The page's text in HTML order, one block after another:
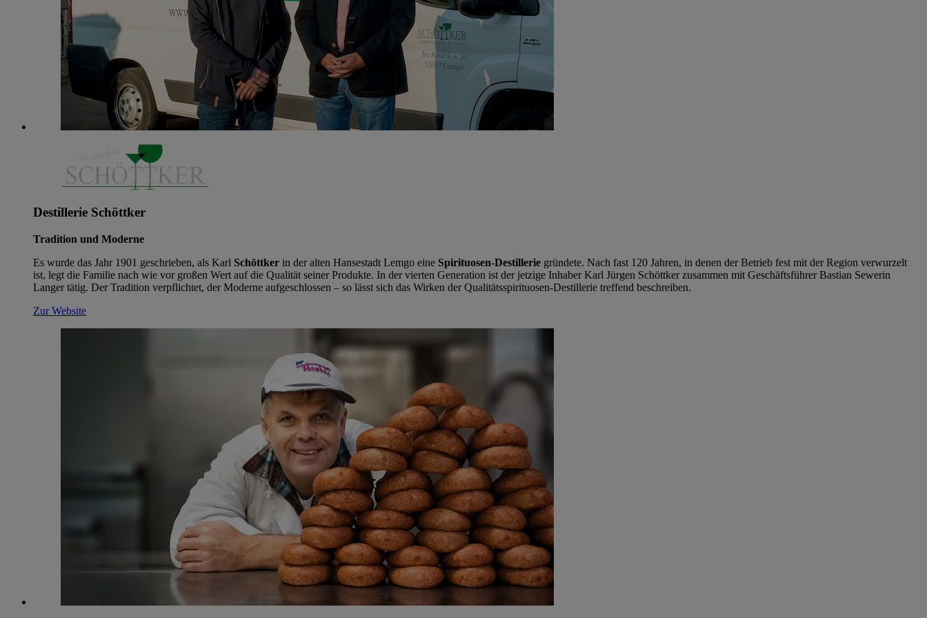
Destillerie Schöttker
Tradition und Moderne
Es wurde das Jahr 1901 geschrieben, als Karl Schöttker in der alten Hansestadt Lemgo eine Spirituosen-Destillerie gründete. Nach fast 120 Jahren, in denen der Betrieb fest mit der Region verwurzelt
ist, legt die Familie nach wie vor großen Wert auf die Qualität seiner Produkte. In der vierten Generation ist der jetzige Inhaber Karl Jürgen Schöttker zusammen mit Geschäftsführer Bastian Sewerin
Langer tätig. Der Tradition verpflichtet, der Moderne aufgeschlossen – so lässt sich das Wirken der Qualitätsspirituosen-Destillerie treffend beschreiben.
Zur Website